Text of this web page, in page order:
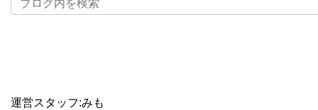
運営スタッフ:みも